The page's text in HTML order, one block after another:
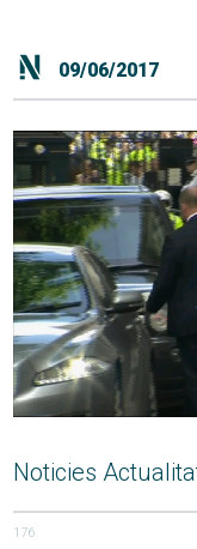
09/06/2017
Noticies
176